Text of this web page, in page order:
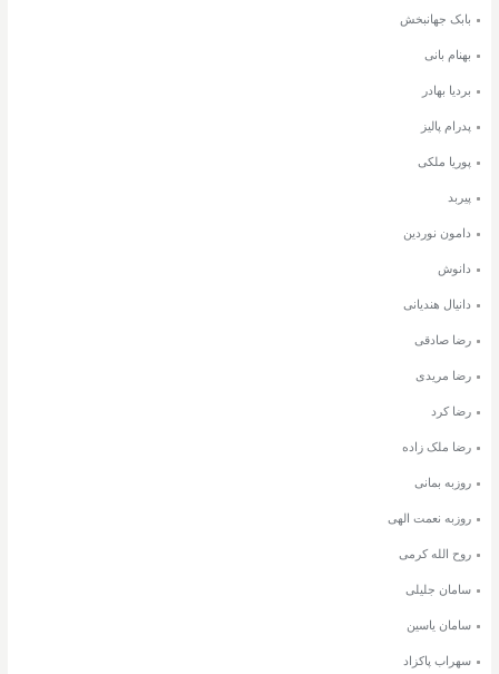
بابک جهانبخش
بهنام بانی
بردیا بهادر
پدرام پالیز
پوریا ملکی
پیربد
دامون نوردین
دانوش
دانیال هندیانی
رضا صادقی
رضا مریدی
رضا کرد
رضا ملک زاده
روزبه بمانی
روزبه نعمت الهی
روح الله کرمی
سامان جلیلی
سامان یاسین
سهراب پاکزاد